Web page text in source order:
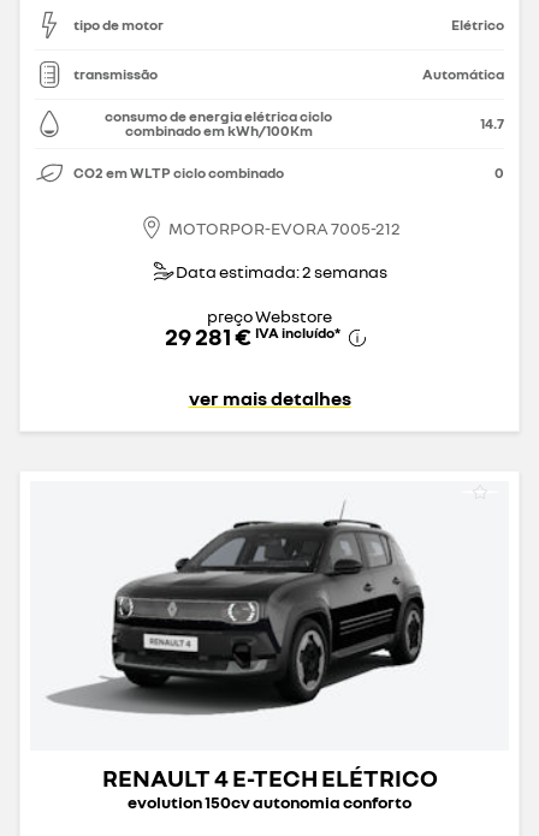
tipo de motor Elétrico
transmissão Automática
consumo de energia elétrica ciclo
combinado em kWh/100Km
14.7
CO2 em WLTP ciclo combinado 0
MOTORPOR-EVORA 7005-212
Data estimada: 2 semanas
preço Webstore
29 281 € IVA incluído*
ver mais detalhes
RENAULT 4 E-TECH ELÉTRICO
evolution 150cv autonomia conforto